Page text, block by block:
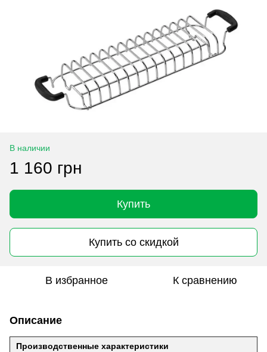
В наличии
1 160 грн
Купить
Купить со скидкой
В избранное К сравнению
Описание
Производственные характеристики